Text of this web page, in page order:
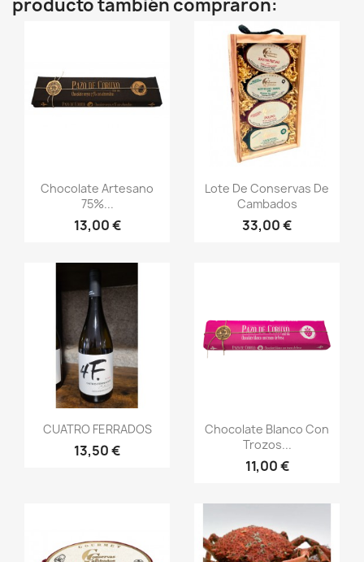
producto también compraron:
Vista rápida
Chocolate Artesano
75%...
13,00 €
Vista rápida
Lote De Conservas De
Cambados
33,00 €
Vista rápida
CUATRO FERRADOS
13,50 €
Vista rápida
Chocolate Blanco Con
Trozos...
11,00 €